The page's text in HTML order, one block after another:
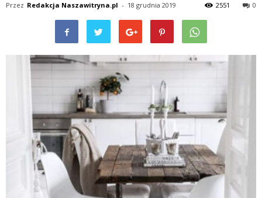
Przez Redakcja Naszawitryna.pl - 18 grudnia 2019 0
2551